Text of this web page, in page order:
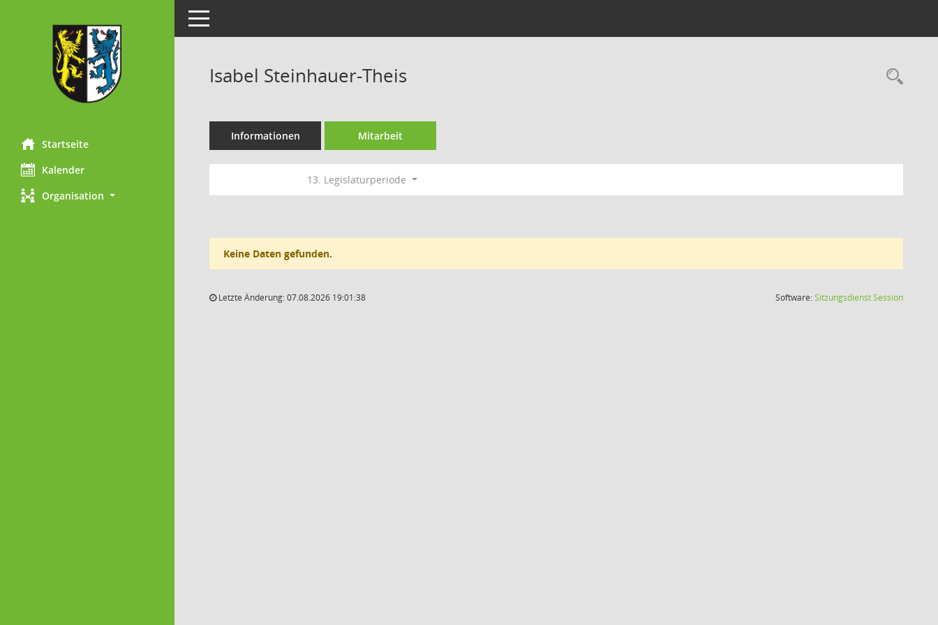
Startseite
Kalender
Organisation
Toggle navigation
Isabel Steinhauer-Theis
Informationen Mitarbeit
13. Legislaturperiode
Keine Daten gefunden.
Letzte Änderung: 07.08.2026 19:01:38 Software:SitzungsdienstSession(Wird in